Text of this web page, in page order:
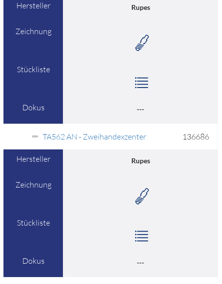
Hersteller Rupes
Zeichnung
Stückliste
Dokus ---
TA562 AN - Zweihandexzenter 136686
Hersteller Rupes
Zeichnung
Stückliste
Dokus ---